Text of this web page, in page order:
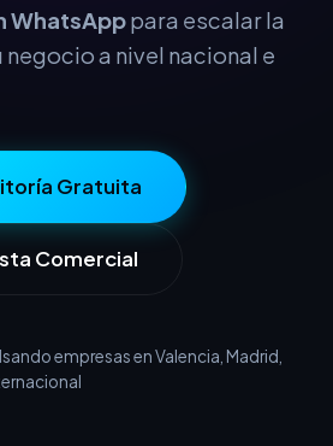
WhatsApppara escalar la
a nivel nacional e
Gratuita
Comercial
empresas en Valencia, Madrid,